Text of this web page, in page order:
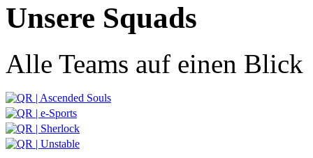
Unsere Squads
Alle Teams auf einen Blick